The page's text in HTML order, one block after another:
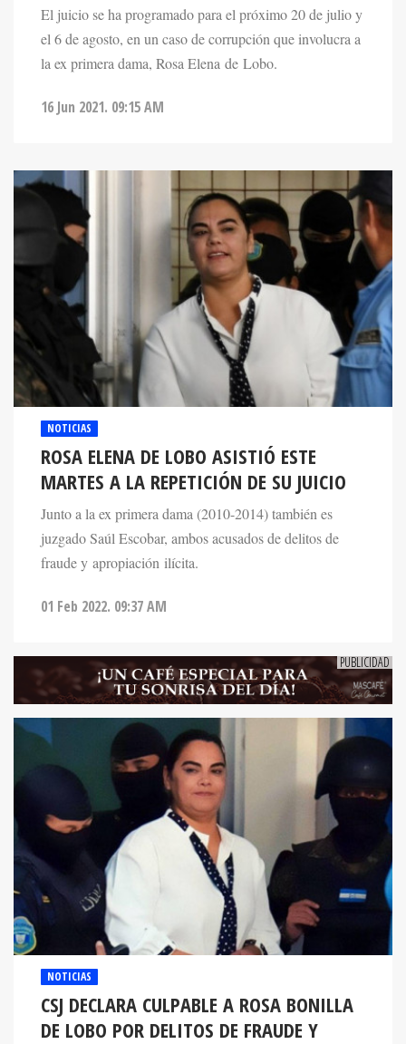
El juicio se ha programado para el próximo 20 de julio y
el 6 de agosto, en un caso de corrupción que involucra a
la ex primera dama, Rosa Elena de Lobo.
16 Jun 2021. 09:15 AM
NOTICIAS
ROSA ELENA DE LOBO ASISTIÓ ESTE
MARTES A LA REPETICIÓN DE SU JUICIO
Junto a la ex primera dama (2010-2014) también es
juzgado Saúl Escobar, ambos acusados de delitos de
fraude y apropiación ilícita.
01 Feb 2022. 09:37 AM
CSJ DECLARA CULPABLE A ROSA BONILLA
DE LOBO POR DELITOS DE FRAUDE Y
APROPIACIÓN INDEBIDA